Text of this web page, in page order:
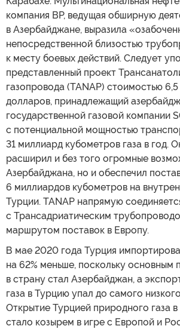
компания BP, ведущая обширную
в Азербайджане, выразила
непосредственной близостью
к месту боевых действий. Следует
представленный проект
газопровода (TANAP) стоимостью
долларов, принадлежащий
государственной газовой компании
с потенциальной мощностью
31 миллиард кубометров газа в год.
расширил и без того огромные
Азербайджана, но и обеспечил
6 миллиардов кубометров на
Турции. TANAP напрямую
с Трансадриатическим
маршрутом поставок в Европу.
В мае 2020 года Турция
на 62% меньше, поскольку основным
в страну стал Азербайджан, а
газа в Турцию упал до самого
Открытие Турцией природного газа
стало козырем в игре с Европой и